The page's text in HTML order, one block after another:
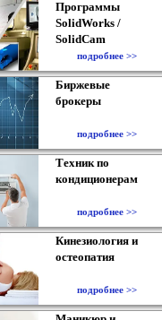
Программы
SolidWorks /
SolidCam
подробнее >>
Биржевые
брокеры
подробнее >>
Техник по
кондиционерам
подробнее >>
Кинезиология и
остеопатия
подробнее >>